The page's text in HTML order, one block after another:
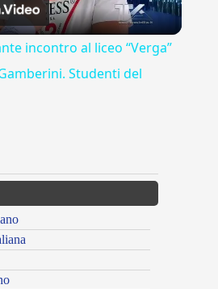
Video
incontro al liceo “Verga”
Studenti del